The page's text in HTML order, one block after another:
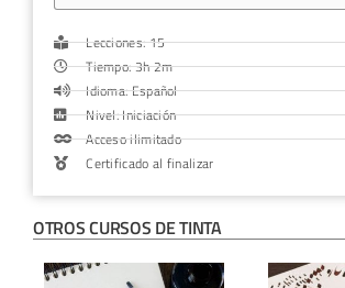
Lecciones: 15
Tiempo: 3h 2m
Idioma: Español
Nivel: Iniciación
Acceso ilimitado
Certificado al finalizar
OTROS CURSOS DETINTA